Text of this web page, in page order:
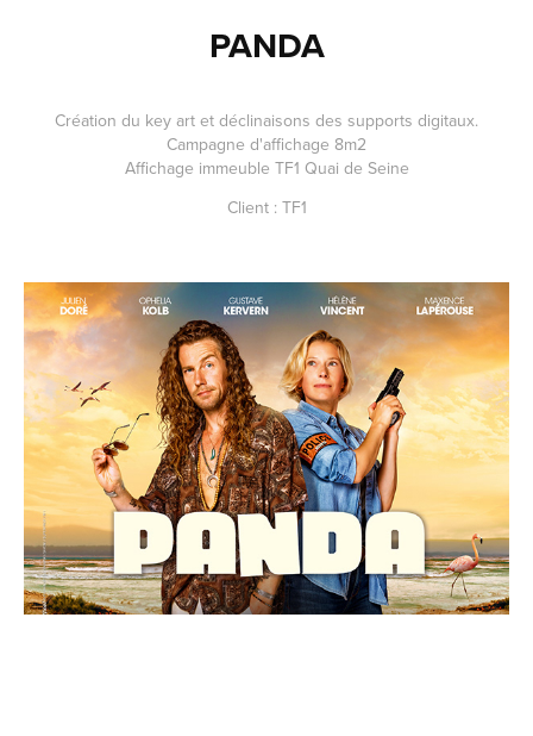
PANDA
Création du key art et déclinaisons des supports digitaux.
Campagne d'affichage 8m2
Affichage immeuble TF1 Quai de Seine
Client : TF1